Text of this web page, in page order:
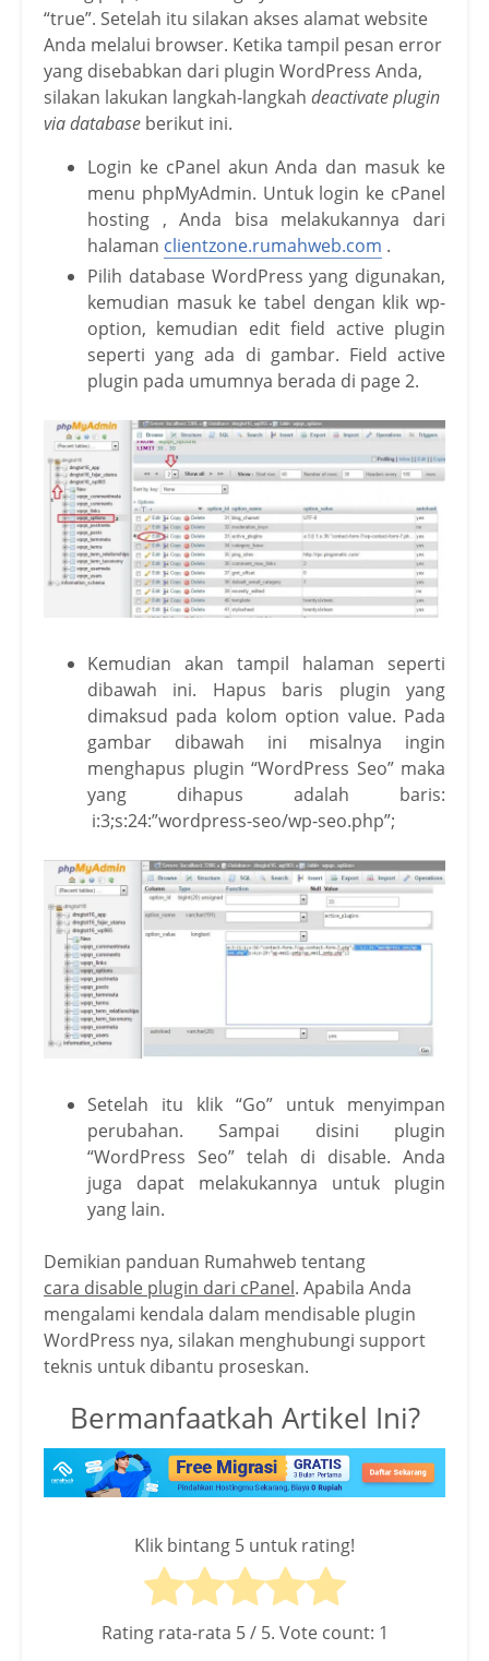
“true”. Setelah itu silakan akses alamat website
Anda melalui browser. Ketika tampil pesan error
yang disebabkan dari plugin WordPress Anda,
silakan lakukan langkah-langkah deactivate plugin
via database berikut ini.
Login ke cPanel akun Anda dan masuk ke
menu phpMyAdmin. Untuk login ke cPanel
hosting , Anda bisa melakukannya dari
halaman clientzone.rumahweb.com .
Pilih database WordPress yang digunakan,
kemudian masuk ke tabel dengan klik wp-
option, kemudian edit field active plugin
seperti yang ada di gambar. Field active
plugin pada umumnya berada di page 2.
Kemudian akan tampil halaman seperti
dibawah ini. Hapus baris plugin yang
dimaksud pada kolom option value. Pada
gambar dibawah ini misalnya ingin
menghapus plugin “WordPress Seo” maka
yang dihapus adalah baris:
i:3;s:24:”wordpress-seo/wp-seo.php”;
Setelah itu klik “Go” untuk menyimpan
perubahan. Sampai disini plugin
“WordPress Seo” telah di disable. Anda
juga dapat melakukannya untuk plugin
yang lain.
Demikian panduan Rumahweb tentang
cara disable plugin dari cPanel. Apabila Anda
mengalami kendala dalam mendisable plugin
WordPress nya, silakan menghubungi support
teknis untuk dibantu proseskan.
Bermanfaatkah Artikel Ini?
Klik bintang 5 untuk rating!
Rating rata-rata 5/ 5. Vote count: 1